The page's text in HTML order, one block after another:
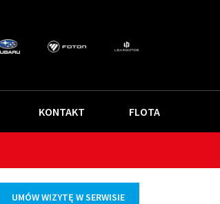
KONTAKT FLOTA
UMÓW WIZYTĘ W SERWISIE